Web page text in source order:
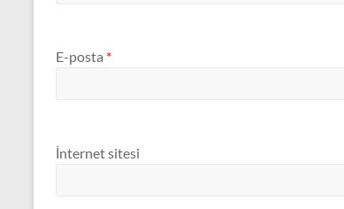
E-posta *
İnternet sitesi